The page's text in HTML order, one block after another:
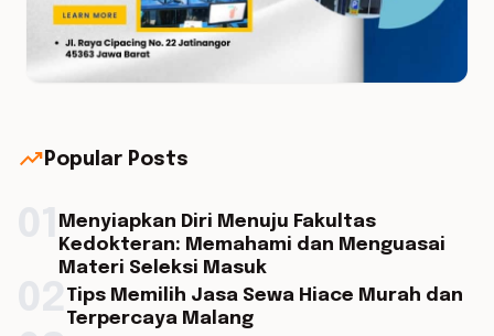
trending_up Popular Posts
Menyiapkan Diri Menuju Fakultas
Kedokteran: Memahami dan Menguasai
Materi Seleksi Masuk
Tips Memilih Jasa Sewa Hiace Murah dan
Terpercaya Malang